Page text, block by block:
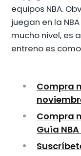
equipos NBA.
juegan en la
mucho nivel, es
entreno es
Compra
Compra
Guía